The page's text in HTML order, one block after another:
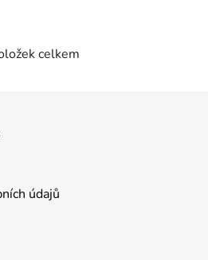
O
í
p
celkem
údajů